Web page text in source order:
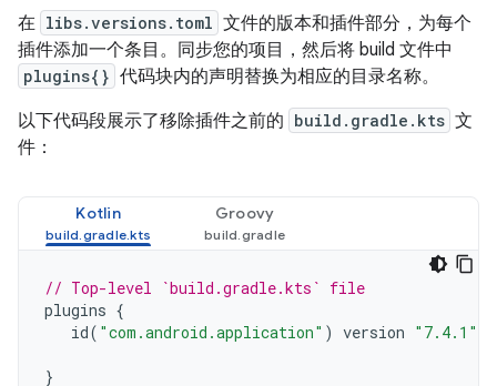
在 libs.versions.toml 文件的版本和插件部分，为每个
插件添加一个条目。同步您的项目，然后将 build 文件中
plugins{} 代码块内的声明替换为相应的目录名称。
以下代码段展示了移除插件之前的 build.gradle.kts 文
件：
Kotlin Groovy
// Top-level `build.gradle.kts` file
plugins {
id( "com.android.application" ) version "7.4.1"
}